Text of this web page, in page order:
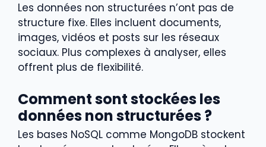
Les données non structurées n’ont pas de
structure fixe. Elles incluent documents,
images, vidéos et posts sur les réseaux
sociaux. Plus complexes à analyser, elles
offrent plus de flexibilité.
Comment sont stockées les
données non structurées ?
Les bases NoSQL comme MongoDB stockent